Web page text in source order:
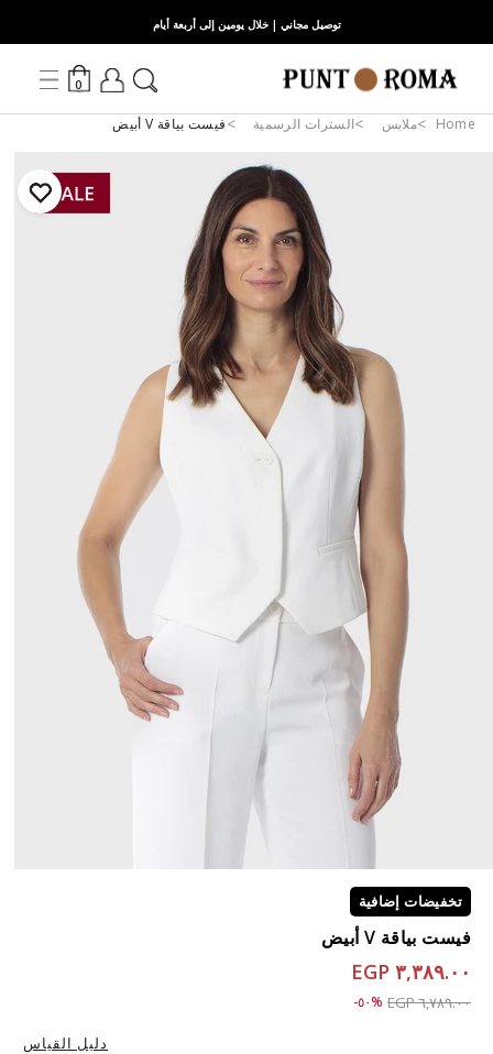
توصيل مجاني | خلال يومين إلى أربعة أيام
0
Home ملابس السترات الرسمية فيست بياقة V أبيض
تخفيضات إضافية
فيست بياقة V أبيض
٣,٣٨٩.٠٠ EGP
Price reduced from
٦,٧٨٩.٠٠ EGP to ٣,٣٨٩.٠٠ EGP%٥٠-
دليل القياس